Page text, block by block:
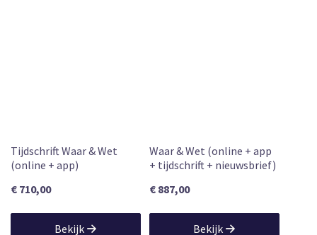
Tijdschrift Waar & Wet
(online + app)
€ 710,00
Bekijk
Waar & Wet (online + app
+ tijdschrift + nieuwsbrief)
€ 887,00
Bekijk